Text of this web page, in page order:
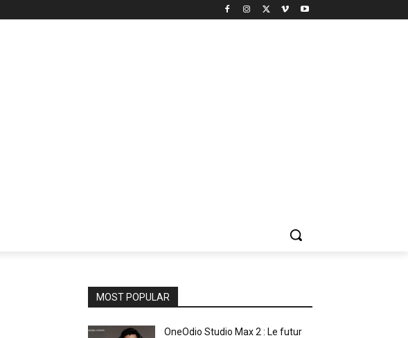
MOST POPULAR
OneOdio Studio Max 2 : Le futur